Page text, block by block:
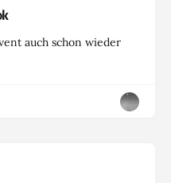
auch schon wieder